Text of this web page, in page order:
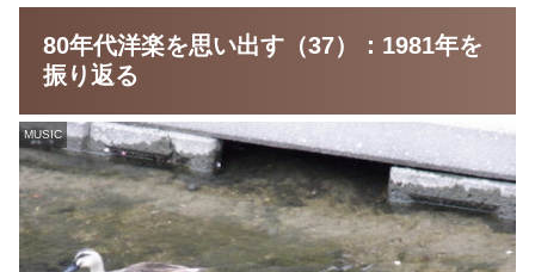
80年代洋楽を思い出す（37）：1981年を
振り返る
MUSIC